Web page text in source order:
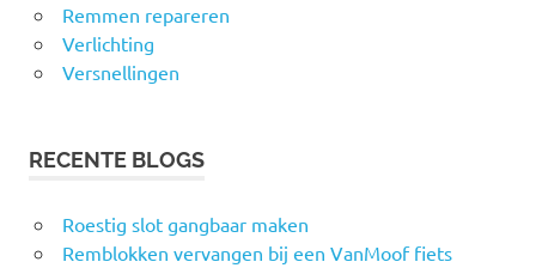
Remmen repareren
Verlichting
Versnellingen
RECENTE BLOGS
Roestig slot gangbaar maken
Remblokken vervangen bij een VanMoof fiets